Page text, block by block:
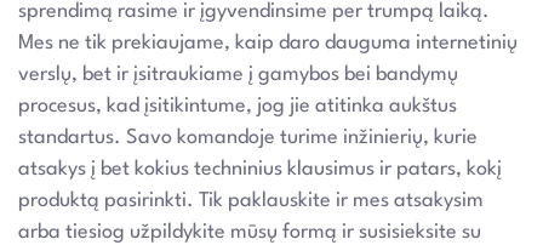
sprendimą rasime ir įgyvendinsime per trumpą laiką.
Mes ne tik prekiaujame, kaip daro dauguma internetinių
verslų, bet ir įsitraukiame į gamybos bei bandymų
procesus, kad įsitikintume, jog jie atitinka aukštus
standartus. Savo komandoje turime inžinierių, kurie
atsakys į bet kokius techninius klausimus ir patars, kokį
produktą pasirinkti. Tik paklauskite ir mes atsakysim
arba tiesiog užpildykite mūsų formą ir susisieksite su